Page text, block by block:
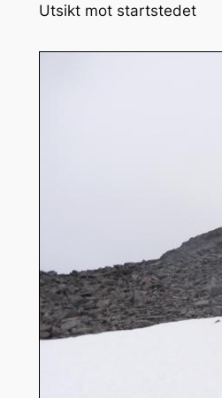
Utsikt mot startstedet